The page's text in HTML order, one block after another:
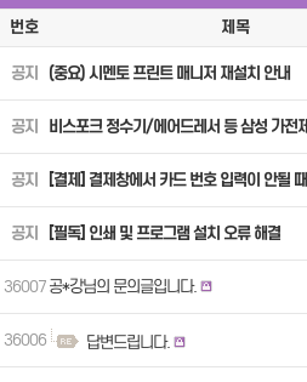
번호
제목
공지 (중요) 시멘토 프린트 매니저 재설치 안내
공지 비스포크 정수기/에어드레서 등 삼성 가전
공지 [결제] 결제창에서 카드 번호 입력이 안될 때
공지 [필독] 인쇄 및 프로그램 설치 오류 해결
36007 공*강님의 문의글입니다.
36006 답변드립니다.